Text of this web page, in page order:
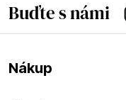
Buďte s námi
Nákup